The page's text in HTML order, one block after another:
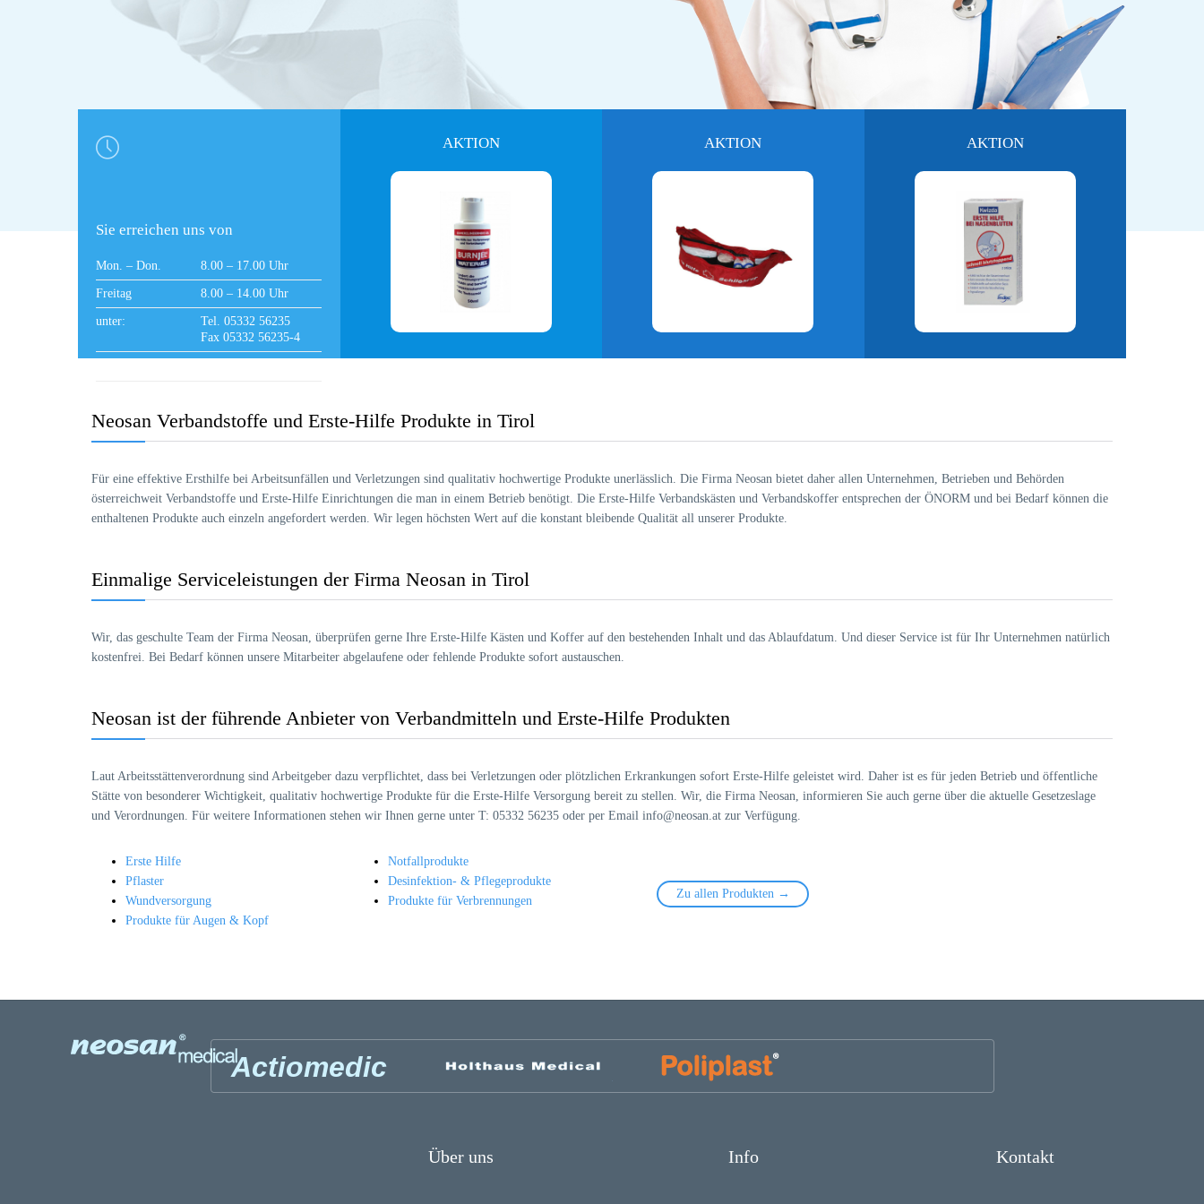

Sie erreichen uns von
Mon. – Don. 8.00 – 17.00 Uhr
Freitag 8.00 – 14.00 Uhr
unter:
Tel. 05332 56235
Fax 05332 56235-4
AKTION AKTION AKTION
Neosan Verbandstoffe und Erste-Hilfe Produkte in Tirol
Für eine effektive Ersthilfe bei Arbeitsunfällen und Verletzungen sind qualitativ hochwertige Produkte unerlässlich. Die Firma Neosan bietet daher allen Unternehmen, Betrieben und Behörden
österreichweit Verbandstoffe und Erste-Hilfe Einrichtungen die man in einem Betrieb benötigt. Die Erste-Hilfe Verbandskästen und Verbandskoffer entsprechen der ÖNORM und bei Bedarf können die
enthaltenen Produkte auch einzeln angefordert werden. Wir legen höchsten Wert auf die konstant bleibende Qualität all unserer Produkte.
Einmalige Serviceleistungen der Firma Neosan in Tirol
Wir, das geschulte Team der Firma Neosan, überprüfen gerne Ihre Erste-Hilfe Kästen und Koffer auf den bestehenden Inhalt und das Ablaufdatum. Und dieser Service ist für Ihr Unternehmen natürlich
kostenfrei. Bei Bedarf können unsere Mitarbeiter abgelaufene oder fehlende Produkte sofort austauschen.
Neosan ist der führende Anbieter von Verbandmitteln und Erste-Hilfe Produkten
Laut Arbeitsstättenverordnung sind Arbeitgeber dazu verpflichtet, dass bei Verletzungen oder plötzlichen Erkrankungen sofort Erste-Hilfe geleistet wird. Daher ist es für jeden Betrieb und öffentliche
Stätte von besonderer Wichtigkeit, qualitativ hochwertige Produkte für die Erste-Hilfe Versorgung bereit zu stellen. Wir, die Firma Neosan, informieren Sie auch gerne über die aktuelle Gesetzeslage
und Verordnungen. Für weitere Informationen stehen wir Ihnen gerne unter T: 05332 56235 oder per Email info@neosan.at zur Verfügung.
Erste Hilfe
Pflaster
Wundversorgung
Produkte für Augen & Kopf
Notfallprodukte
Desinfektion- & Pflegeprodukte
Produkte für Verbrennungen
Zu allen Produkten →
Actiomedic
Über uns Info Kontakt